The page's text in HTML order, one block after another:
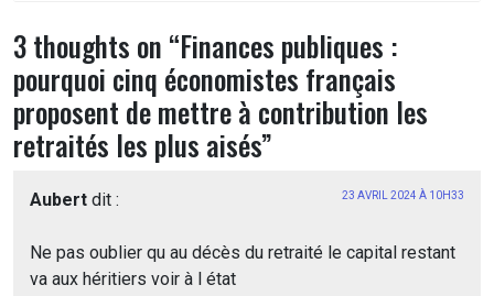
3 thoughts on “Finances publiques :
pourquoi cinq économistes français
proposent de mettre à contribution les
retraités les plus aisés”
Aubert dit : 23 AVRIL 2024 À 10H33
Ne pas oublier qu au décès du retraité le capital restant
va aux héritiers voir à l état